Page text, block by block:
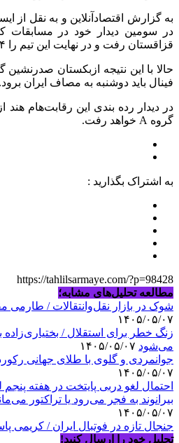
به گزارش اقتصادآنلاین و به نقل از
در سومین دیدار خود در مسابقات
قزاقستان رفت و در نهایت این تیم را ۴ بر صفر شکست داد.
فینال باید دوشنبه به مصاف ایران برود.
گروه A خواهد رفت.
به اشتراک بگذارید :
https://tahlilsarmaye.com/?p=98428
مطالعه تحلیل‌های مشابه؛
شوک در بازار نقل‌وانتقالات / طارمی
۱۴۰۵/۰۵/۰۷
زنگ خطر برای استقلال / بختیاری‌زاده
می‌شود
جوانمردی و گلوی با طلای جهانی
۱۴۰۵/۰۵/۰۷
احتمال لغو دربی پایتخت در هفته پنجم
بیرانوند به فجر می‌رود یا تراکتور
۱۴۰۵/۰۵/۰۷
جنجال تازه در فوتبال ایران / کریمی
تحلیل خود را ارسال کنید!